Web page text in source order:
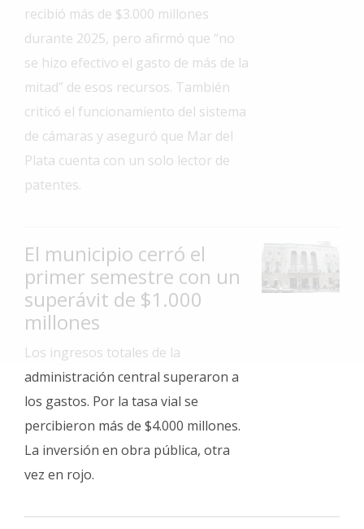
Interés
General
La
Ciudad
Deportes
y
Espectáculos
Cartelera
Fotos
de
Familia
Fúnebres
recibió más de $3.000 millones
durante 2025, pero afirmó que “no
se hizo efectivo el gasto de más de la
mitad” de esos recursos. También
criticó el funcionamiento del sistema
de cámaras y aseguró que Mar del
Plata cuenta con un solo lector de
patentes.
El municipio cerró el
primer semestre con un
superávit de $1.000
millones
Los ingresos totales de la
administración central superaron a
los gastos. Por la tasa vial se
percibieron más de $4.000 millones.
La inversión en obra pública, otra
vez en rojo.